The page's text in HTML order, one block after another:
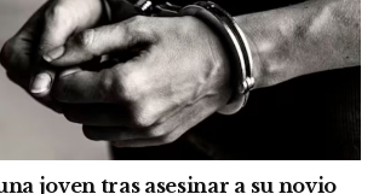
joven tras asesinar a su novio